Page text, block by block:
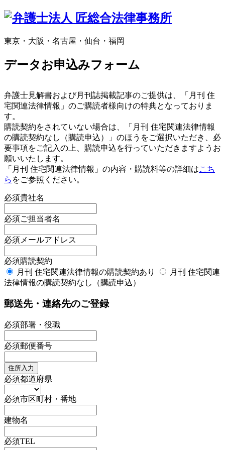
東京・大阪・名古屋・仙台・福岡
データお申込みフォーム
弁護士見解書および月刊誌掲載記事のご提供は、「月刊 住
宅関連法律情報」のご購読者様向けの特典となっておりま
す。
購読契約をされていない場合は、「月刊 住宅関連法律情報
の購読契約なし（購読申込）」のほうをご選択いただき、必
要事項をご記入の上、購読申込を行っていただきますようお
願いいたします。
「月刊 住宅関連法律情報」の内容・購読料等の詳細はこち
ら をご参照ください。
必須貴社名
必須ご担当者名
必須 メールアドレス
必須購読契約
月刊 住宅関連法律情報の購読契約あり
月刊 住宅関連
法律情報の購読契約なし（購読申込）
郵送先・連絡先のご登録
必須部署・役職
必須郵便番号
住所入力
必須都道府県
必須市区町村・番地
建物名
必須TEL